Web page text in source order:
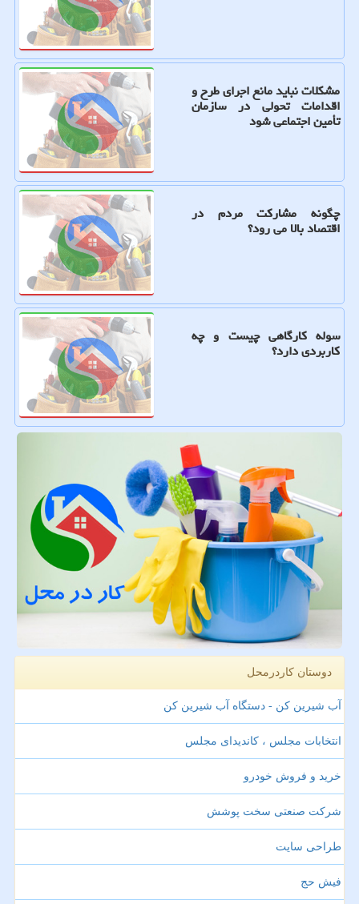
مشکلات نباید مانع اجرای طرح و
اقدامات تحولی در سازمان
تأمین اجتماعی شود
چگونه مشارکت مردم در
اقتصاد بالا می رود؟
سوله کارگاهی چیست و چه
کاربردی دارد؟
دوستان کاردرمحل
آب شیرین کن - دستگاه آب شیرین کن
انتخابات مجلس ، کاندیدای مجلس
خرید و فروش خودرو
شرکت صنعتی سخت پوشش
طراحی سایت
فیش حج